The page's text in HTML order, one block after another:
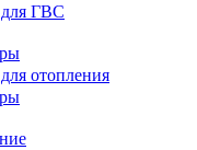
ГВС
отопления